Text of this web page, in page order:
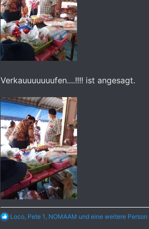
Verkauuuuuuufen....!!!! ist angesagt.
RLoco, Pete 1 , NOMAAM und eine weitere Person